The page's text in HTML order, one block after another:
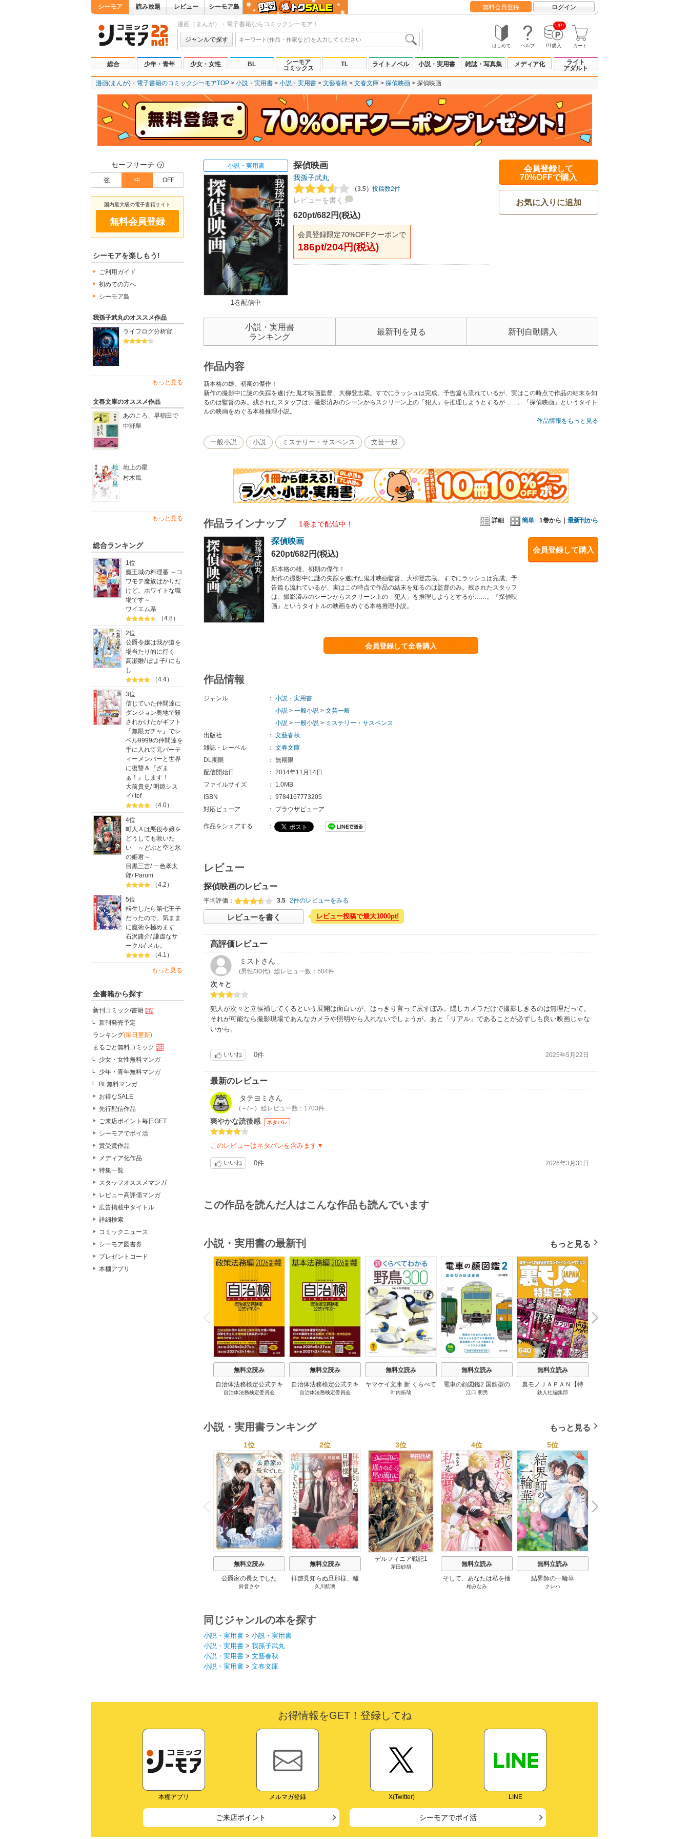
シーモア 読み放題 レビュー シーモア島 無料会員登録 ログイン
漫画（まんが）・電子書籍ならコミックシーモア！
ジャンルで探す
はじめて ヘルプ
UP!
PT購入 カート
総合 少年・青年 少女・女性 BL
シーモア
コミックス
TL ライトノベル 小説・実用書 雑誌・写真集 メディア化
ライト
アダルト
漫画(まんが)・電子書籍のコミックシーモアTOP 小説・実用書 小説・実用書 文藝春秋 文春文庫 探偵映画 探偵映画
セーフサーチ ？
強 中 OFF
国内最大級の電子書籍サイト
無料会員登録
シーモアを楽しもう!
ご利用ガイド
初めての方へ
シーモア島
我孫子武丸のオススメ作品
ライフログ分析官
もっと見る
文春文庫のオススメ作品
あのころ、早稲田で
中野翠
地上の星
村木嵐
もっと見る
総合ランキング
1位
魔王城の料理番 ～コ
ワモテ魔族ばかりだ
けど、ホワイトな職
場です～
ワイエム系
（4.8）
2位
公爵令嬢は我が道を
場当たり的に行く
高瀬雛/ぽよ子/ にも
し
（4.4）
3位
信じていた仲間達に
ダンジョン奥地で殺
されかけたがギフト
『無限ガチャ』でレ
ベル9999の仲間達を
手に入れて元パーテ
ィーメンバーと世界
に復讐＆『ざま
ぁ！』します！
大前貴史/明鏡シス
イ/tef
（4.0）
4位
町人Ａは悪役令嬢を
どうしても救いた
い ～どぶと空と氷
の姫君～
目黒三吉/一色孝太
郎/ Parum
（4.2）
5位
転生したら第七王子
だったので、気まま
に魔術を極めます
石沢庸介/謙虚なサ
ークル/ メル。
（4.1）
もっと見る
全書籍から探す
新刊コミック/書籍
新刊発売予定
ランキング(毎日更新)
まるごと無料コミック
少女・女性無料マンガ
少年・青年無料マンガ
BL無料マンガ
お得なSALE
先行配信作品
ご来店ポイント毎日GET
シーモアでポイ活
賞受賞作品
メディア化作品
特集一覧
スタッフオススメマンガ
レビュー高評価マンガ
広告掲載中タイトル
詳細検索
コミックニュース
シーモア図書券
プレゼントコード
本棚アプリ
小説・実用書
1巻配信中
探偵映画
我孫子武丸
（3.5） 投稿数2件
レビューを書く
620pt/682円(税込)
会員登録限定70%OFFクーポンで
186pt/204円(税込)
会員登録して
70%OFFで購入
お気に入りに追加
小説・実用書
ランキング
最新刊を見る 新刊自動購入
作品内容
新本格の雄、初期の傑作！
新作の撮影中に謎の失踪を遂げた鬼才映画監督、大柳登志蔵。すでにラッシュは完成、予告篇も流れているが、実はこの時点で作品の結末を知
るのは監督のみ。残されたスタッフは、撮影済みのシーンからスクリーン上の「犯人」を推理しようとするが……。『探偵映画』というタイト
ルの映画をめぐる本格推理小説。
作品情報をもっと見る
一般小説 小説 ミステリー・サスペンス 文芸一般
詳細 簡単 1巻から｜ 最新刊から
作品ラインナップ 1巻まで配信中！
会員登録して購入
探偵映画
620pt/682円(税込)
新本格の雄、初期の傑作！
新作の撮影中に謎の失踪を遂げた鬼才映画監督、大柳登志蔵。すでにラッシュは完成、予
告篇も流れているが、実はこの時点で作品の結末を知るのは監督のみ。残されたスタッフ
は、撮影済みのシーンからスクリーン上の「犯人」を推理しようとするが……。『探偵映
画』というタイトルの映画をめぐる本格推理小説。
会員登録して全巻購入
作品情報
ジャンル ： 小説・実用書
小説 > 一般小説 > 文芸一般
小説 > 一般小説 > ミステリー・サスペンス
出版社
： 文藝春秋
雑誌・レーベル
： 文春文庫
DL期限
： 無期限
配信開始日
： 2014年11月14日
ファイルサイズ
：
1.0MB
ISBN
： 9784167773205
対応ビューア
： ブラウザビューア
作品をシェアする ：
レビュー
探偵映画のレビュー
平均評価： 3.5 2件のレビューをみる
レビューを書く レビュー投稿で最大1000pt!
高評価レビュー
ミスト さん
(男性/30代) 総レビュー数：504件
次々と
犯人が次々と立候補してくるという展開は面白いが、はっきり言って尻すぼみ。隠しカメラだけで撮影しきるのは無理だって。
それが可能なら撮影現場であんなカメラや照明やら入れないでしょうが。あと「リアル」であることが必ずしも良い映画じゃな
いから。
いいね 0件 2025年5月22日
最新のレビュー
タテヨミ さん
(－/－) 総レビュー数：1703件
爽やかな読後感 ネタバレ
このレビューはネタバレを含みます▼
いいね 0件 2026年3月31日
この作品を読んだ人はこんな作品も読んでいます
小説・実用書の最新刊 もっと見る
P
r
e
i
o
u
s
無料立読み
自治体法務検定公式テキ
スト 政策法務編 ２０
自治体法務検定委員会
無料立読み
自治体法務検定公式テキ
スト 基本法務編 ２０
自治体法務検定委員会
無料立読み
ヤマケイ文庫 新 くらべて
わかる野鳥300 1巻
叶内拓哉
無料立読み
電車の顔図鑑2 国鉄型の
鉄道車両 1巻
江口 明男
無料立読み
裏モノＪＡＰＡＮ【特
集】★超ボリューム版６
トレンド年間ベスト★お
っさん５０人の体験から
学ぶ★夢のようなエロい
楽園３０ 1巻
鉄人社編集部
N
e
x
t
小説・実用書ランキング もっと見る
P
r
e
v
i
o
u
s
1位
無料立読み
公爵家の長女でした
鈴音さや
2位
無料立読み
拝啓見知らぬ旦那様、離
婚していただきます
久川航璃
3位
デルフィニア戦記1
茅田砂胡
4位
無料立読み
そして、あなたは私を捨
てる
柏みなみ
5位
無料立読み
結界師の一輪華
クレハ
N
e
x
t
同じジャンルの本を探す
小説・実用書 > 小説・実用書
小説・実用書 > 我孫子武丸
小説・実用書 > 文藝春秋
小説・実用書 > 文春文庫
お得情報をGET！登録してね
本棚アプリ メルマガ登録 X(Twitter) LINE
ご来店ポイント シーモアでポイ活